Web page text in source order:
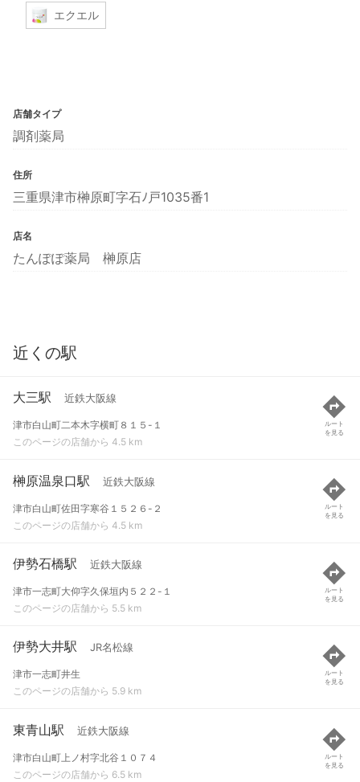
エクエル
店舗タイプ
調剤薬局
住所
三重県津市榊原町字石ﾉ戸1035番1
店名
たんぽぽ薬局 榊原店
近くの駅
大三駅 近鉄大阪線
津市白山町二本木字横町８１５-１
このページの店舗から 4.5 km
ルート
を見る
榊原温泉口駅 近鉄大阪線
津市白山町佐田字寒谷１５２６-２
このページの店舗から 4.5 km
ルート
を見る
伊勢石橋駅 近鉄大阪線
津市一志町大仰字久保垣内５２２-１
このページの店舗から 5.5 km
ルート
を見る
伊勢大井駅 JR名松線
津市一志町井生
このページの店舗から 5.9 km
ルート
を見る
東青山駅 近鉄大阪線
津市白山町上ノ村字北谷１０７４
このページの店舗から 6.5 km
ルート
を見る